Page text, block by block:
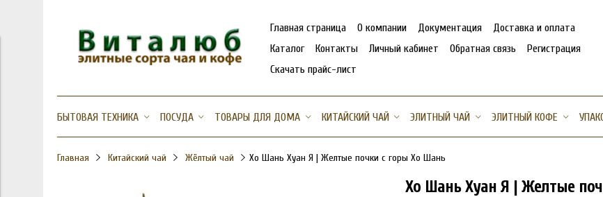
Главная страница О компании Документация
Доставка и оплата
Каталог
Контакты Личный кабинет Обратная связь
Регистрация
Скачать прайс-лист
БЫТОВАЯ ТЕХНИКА ПОСУДА ТОВАРЫ ДЛЯ ДОМА КИТАЙСКИЙ ЧАЙ ЭЛИТНЫЙ ЧАЙ ЭЛИТНЫЙ КОФЕ
Главная Китайский чай Жёлтый чай Хо Шань Хуан Я | Желтые почки с горы Хо Шань
Хо Шань Хуан Я | Желтые